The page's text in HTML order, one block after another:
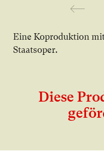
Eine Koproduktion
Staatsoper.
Diese